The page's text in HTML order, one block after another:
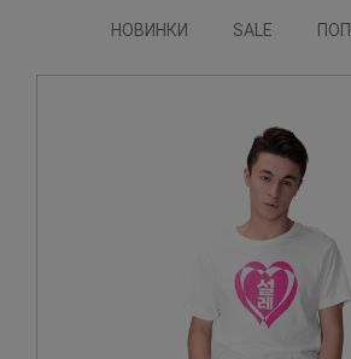
НОВИНКИ SALE